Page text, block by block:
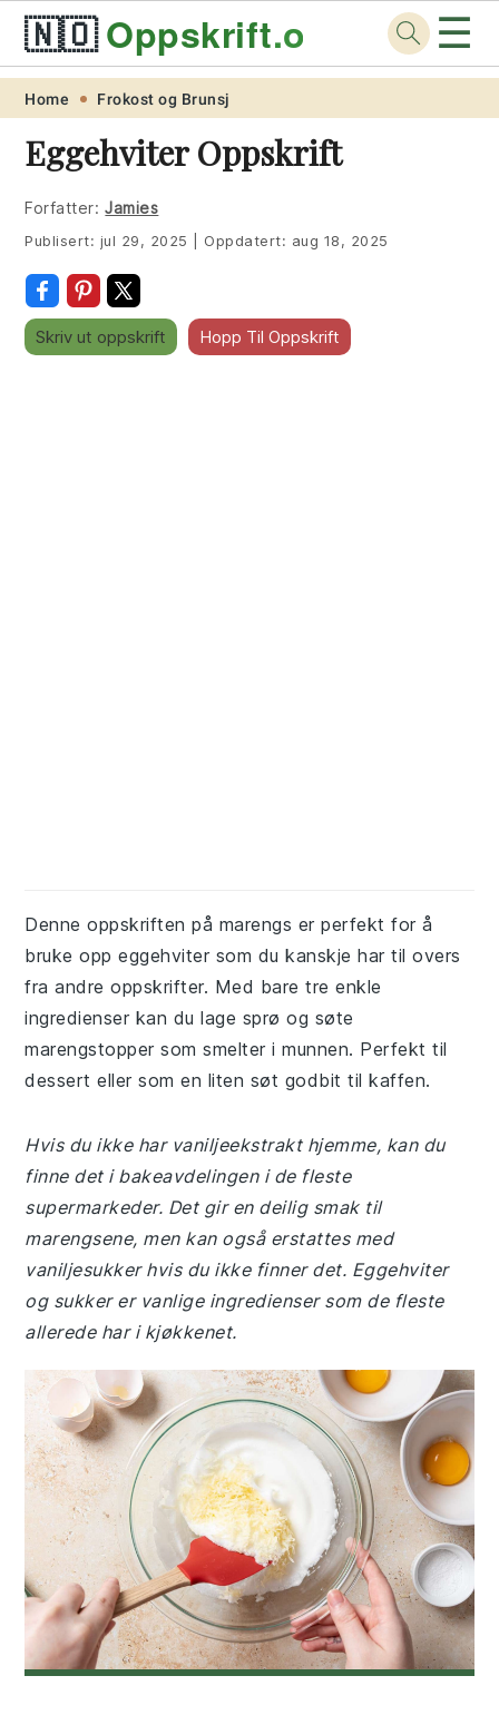
Skip
primary
navigation
Skip
main
content
Skip
primary
sidebar
Skip
footer
🇳🇴Oppskrift.org ☰
Home Frokost og Brunsj
Eggehviter Oppskrift
Forfatter: Jamies
Publisert: jul 29, 2025 Oppdatert: aug 18, 2025
Skriv ut oppskrift Hopp Til Oppskrift
Denne oppskriften på marengs er perfekt for å
bruke opp eggehviter som du kanskje har til overs
fra andre oppskrifter. Med bare tre enkle
ingredienser kan du lage sprø og søte
marengstopper som smelter i munnen. Perfekt til
dessert eller som en liten søt godbit til kaffen.
Hvis du ikke har vaniljeekstrakt hjemme, kan du
finne det i bakeavdelingen i de fleste
supermarkeder. Det gir en deilig smak til
marengsene, men kan også erstattes med
vaniljesukker hvis du ikke finner det. Eggehviter
og sukker er vanlige ingredienser som de fleste
allerede har i kjøkkenet.